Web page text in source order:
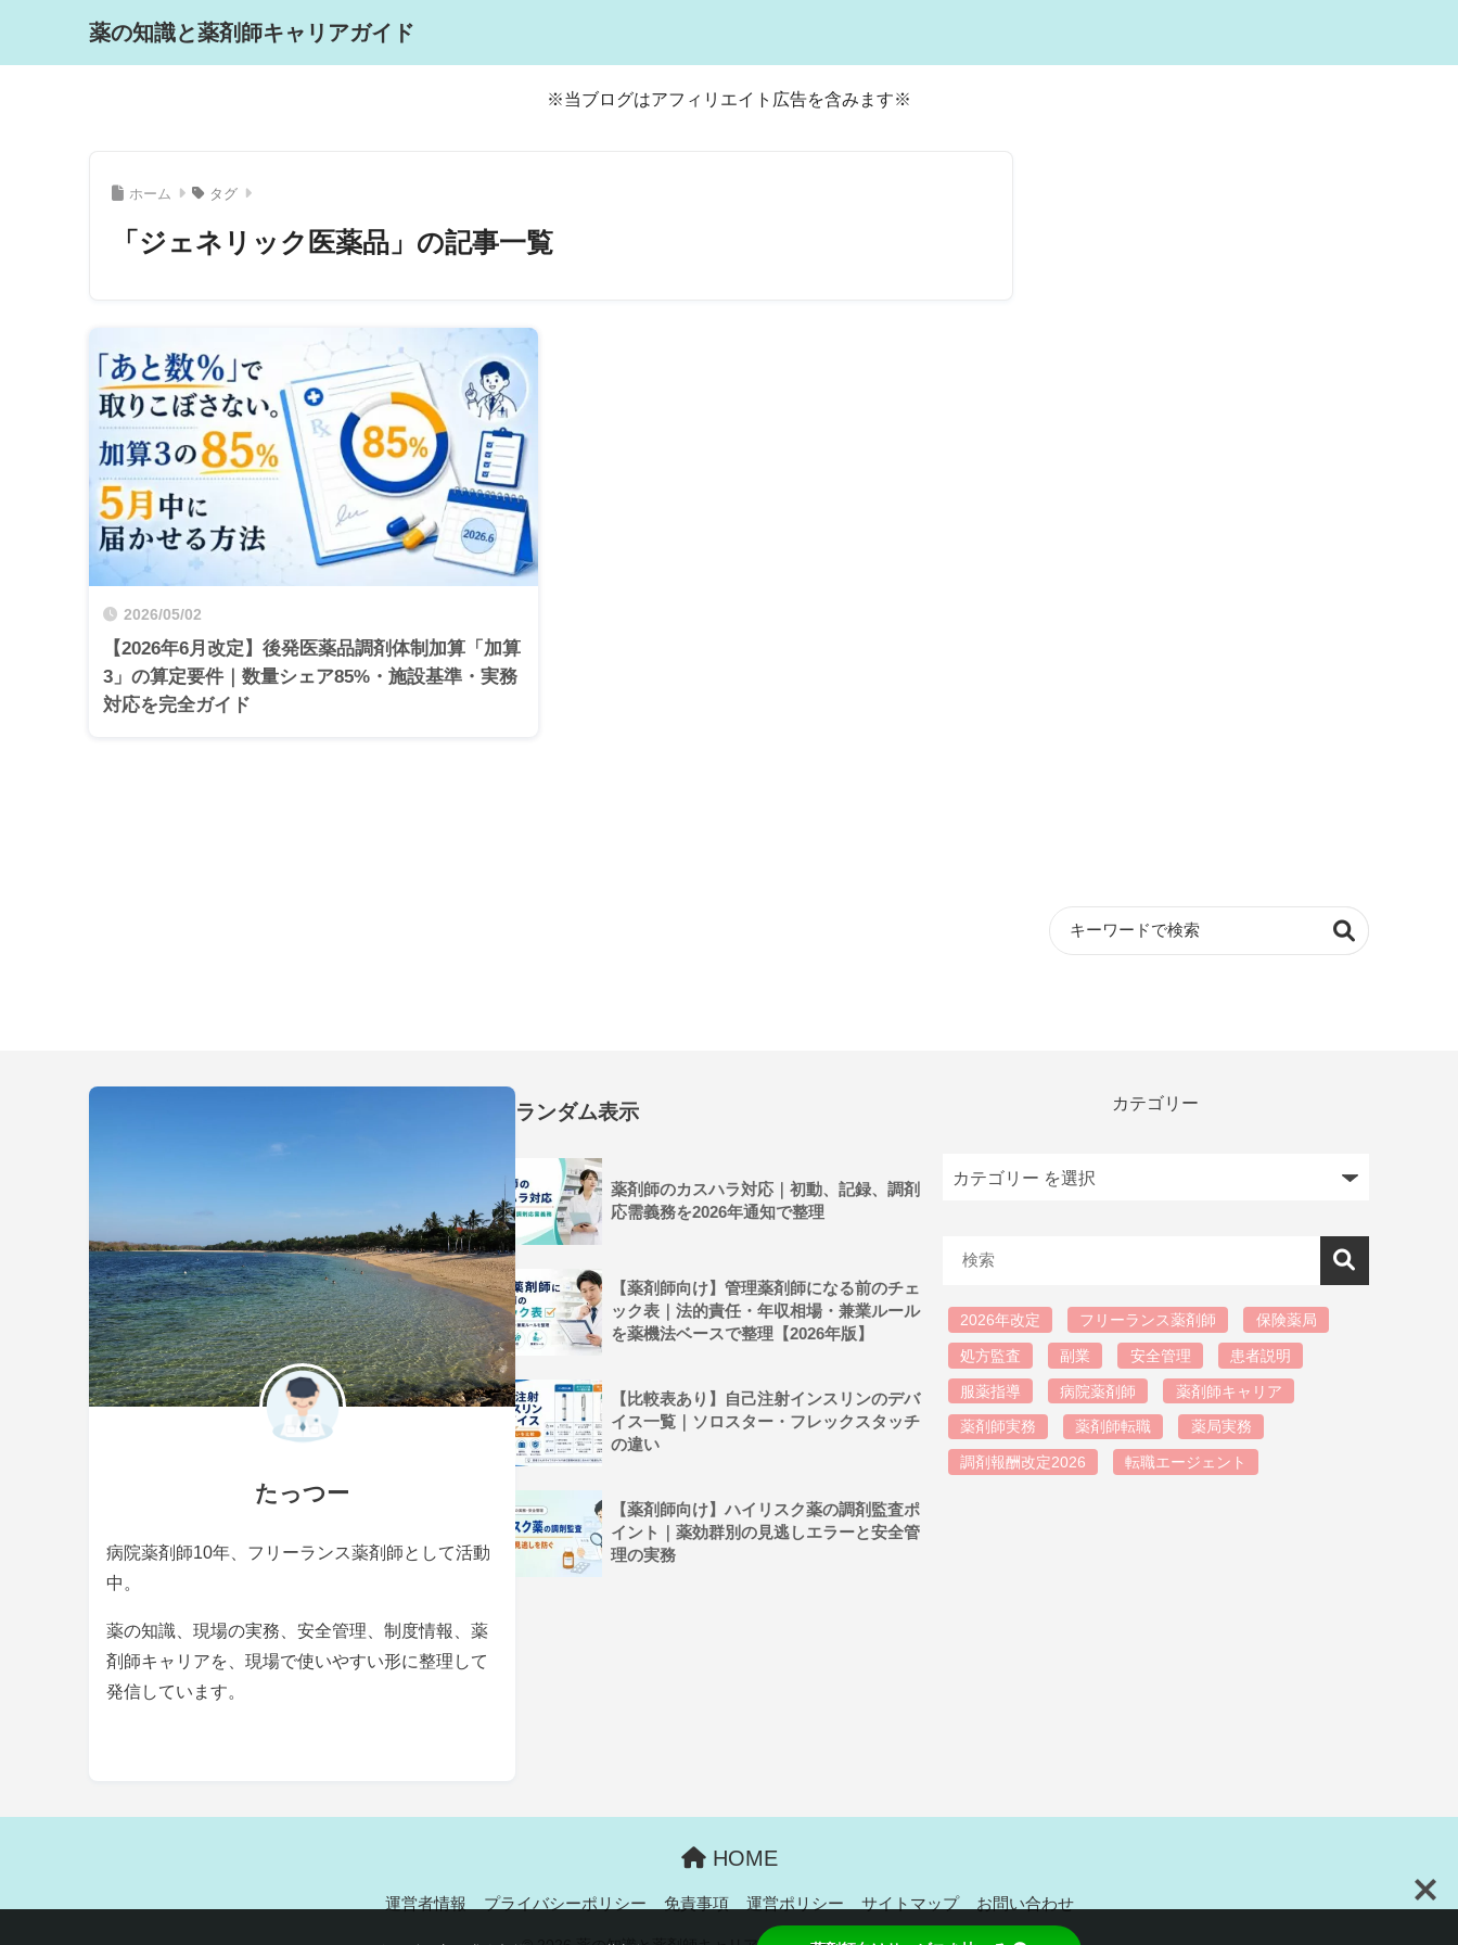
薬の知識と薬剤師キャリアガイド
※当ブログはアフィリエイト広告を含みます※
ホーム タグ
「ジェネリック医薬品」の記事一覧
2026/05/02
【2026年6月改定】後発医薬品調剤体制加算「加算
3」の算定要件｜数量シェア85%・施設基準・実務
対応を完全ガイド
たっつー
病院薬剤師10年、フリーランス薬剤師として活動
中。
薬の知識、現場の実務、安全管理、制度情報、薬
剤師キャリアを、現場で使いやすい形に整理して
発信しています。
ランダム表示
薬剤師のカスハラ対応｜初動、記録、調剤
応需義務を2026年通知で整理
【薬剤師向け】管理薬剤師になる前のチェ
ック表｜法的責任・年収相場・兼業ルール
を薬機法ベースで整理【2026年版】
【比較表あり】自己注射インスリンのデバ
イス一覧｜ソロスター・フレックスタッチ
の違い
【薬剤師向け】ハイリスク薬の調剤監査ポ
イント｜薬効群別の見逃しエラーと安全管
理の実務
カテゴリー
2026年改定 フリーランス薬剤師 保険薬局
処方監査 副業 安全管理 患者説明
服薬指導 病院薬剤師 薬剤師キャリア
薬剤師実務 薬剤師転職 薬局実務
調剤報酬改定2026 転職エージェント
HOME
運営者情報 プライバシーポリシー 免責事項 運営ポリシー サイトマップ お問い合わせ